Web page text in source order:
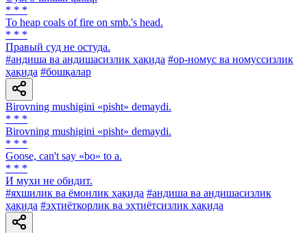
* * *
To heap coals of fire on smb.'s head.
* * *
Правый суд не остуда.
#андиша ва андишасизлик ҳақида #ор-номус ва номуссизлик
ҳақида #бошқалар
Birovning mushigini «pisht» demaydi.
* * *
Birovning mushigini «pisht» demaydi.
* * *
Goose, can't say «bo» to a.
* * *
И мухи не обидит.
#яхшилик ва ёмонлик ҳақида #андиша ва андишасизлик
ҳақида #эҳтиёткорлик ва эҳтиётсизлик ҳақида